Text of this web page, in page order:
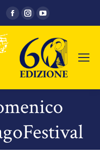
Facebook
page
opens
in
new
window
Instagram
page
opens
in
new
window
YouTube
page
opens
new
window